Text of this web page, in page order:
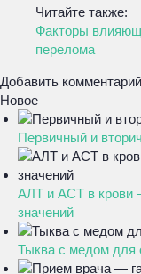
Читайте также:
Факторы
перелома
Добавить комментарий
Новое
Первичный и
АЛТ и АСТ в крови
значений
Тыква с медом для